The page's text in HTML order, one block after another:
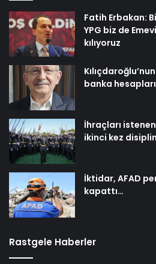
Fatih Erbakan:
YPG biz de
kılıyoruz
banka
İhraçları
ikinci kez
İktidar, AFAD
kapattı…
Rastgele Haberler